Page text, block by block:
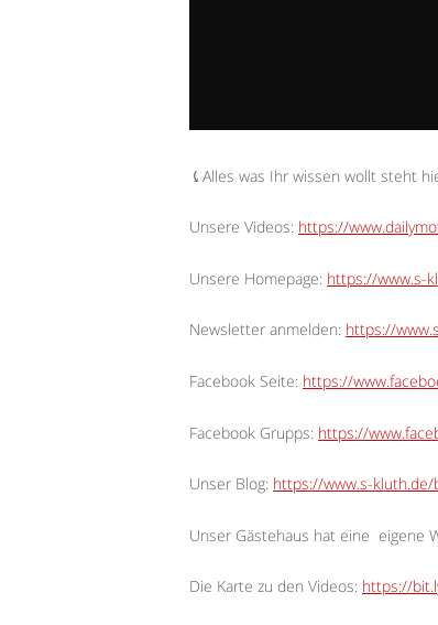
⤹Alles was Ihr wissen wollt steht
Unsere Videos: https://
Unsere Homepage: https://www.s-
Newsletter anmelden: https://
Facebook Seite: https://
Facebook Grupps: https://
Unser Blog: https://www.s-kluth.de/
Unser Gästehaus hat eine eigene
Die Karte zu den Videos: https://